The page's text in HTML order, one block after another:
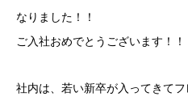
なりました！！
ご入社おめでとうございます！！
社内は、若い新卒が入ってきて